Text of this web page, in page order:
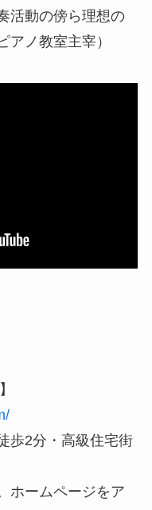
活動の傍ら理想の
アノ教室主宰）
歩2分・高級住宅街
ホームページをア